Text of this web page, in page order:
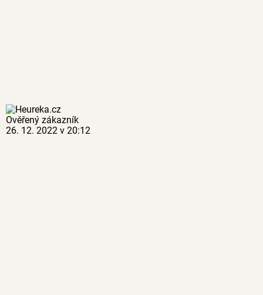
Ověřený zákazník
26. 12. 2022 v 20:12